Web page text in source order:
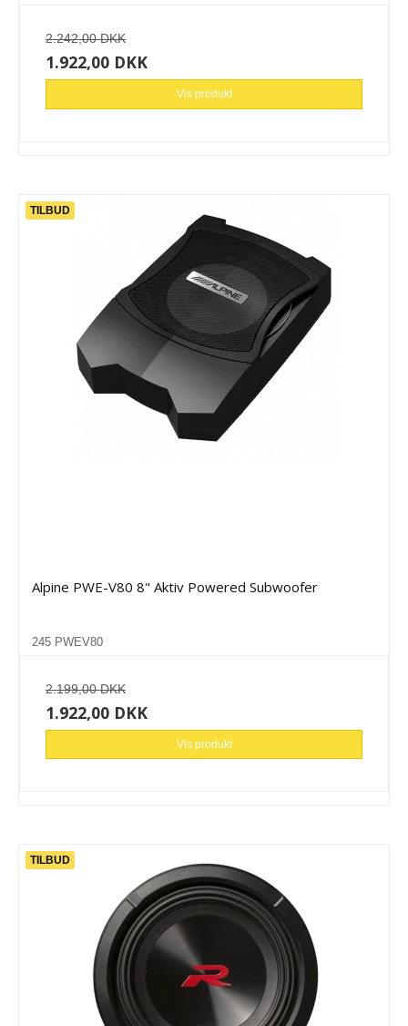
2.242,00 DKK
1.922,00 DKK
Vis produkt
TILBUD
Alpine PWE-V80 8" Aktiv Powered Subwoofer
245 PWEV80
2.199,00 DKK
1.922,00 DKK
Vis produkt
TILBUD